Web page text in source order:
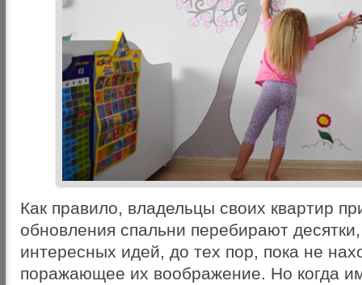
Как правило, владельцы своих квартир
обновления спальни перебирают
интересных идей, до тех пор, пока не
поражающее их воображение. Но когда